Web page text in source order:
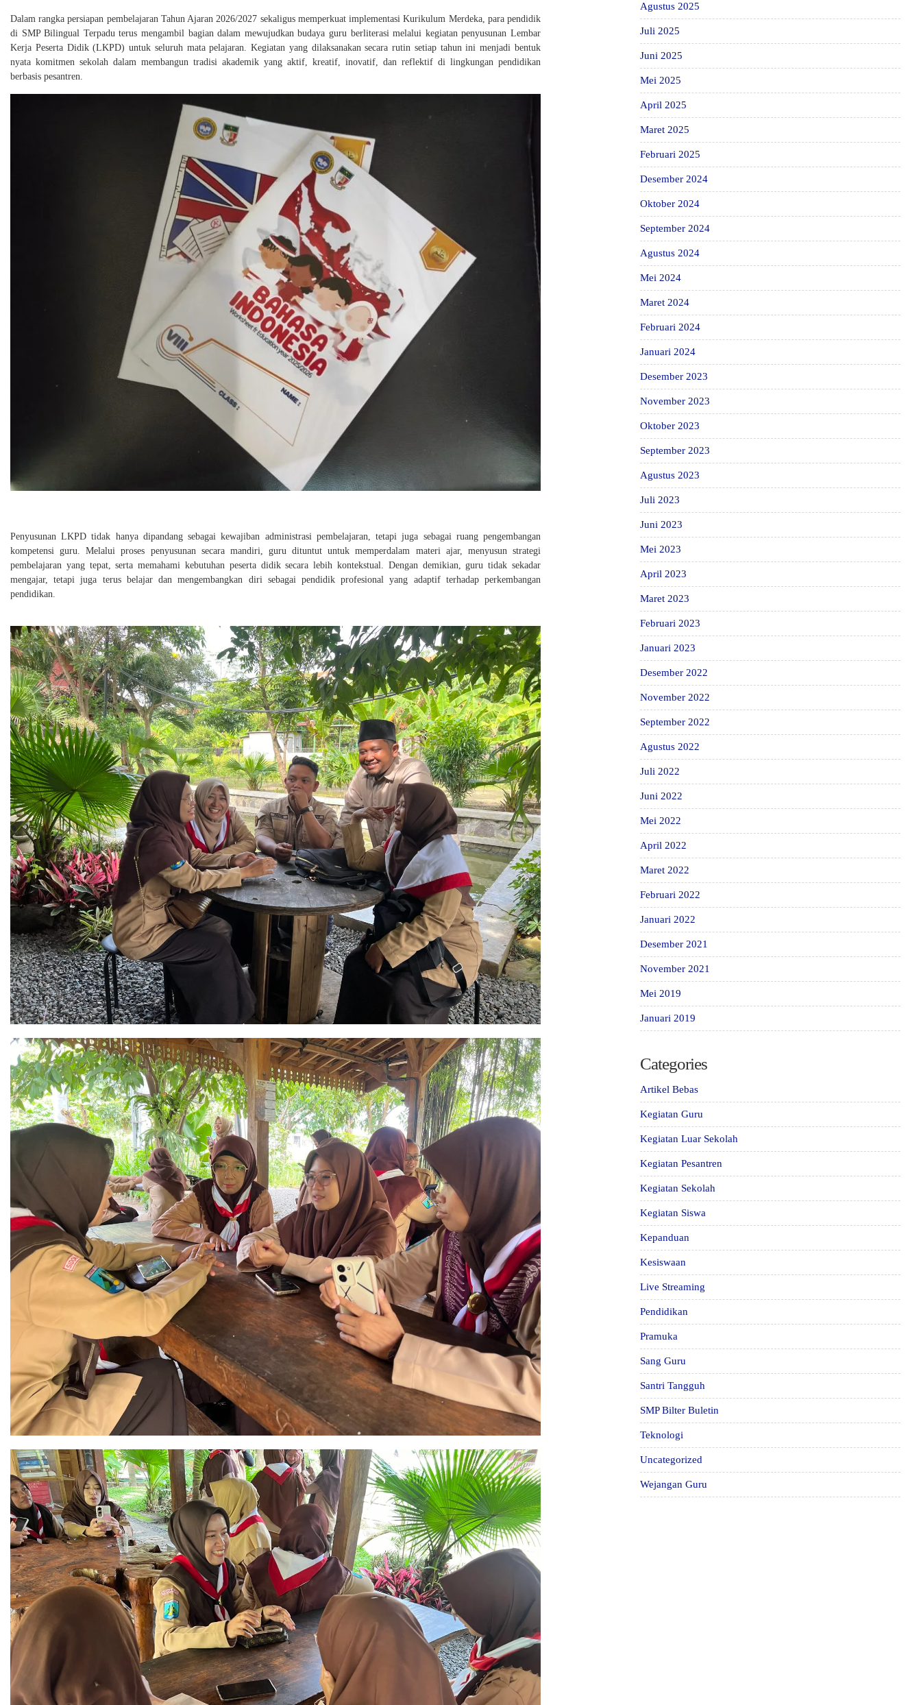
Dalam rangka persiapan pembelajaran Tahun Ajaran 2026/2027 sekaligus memperkuat implementasi Kurikulum Merdeka, para pendidik
di SMP Bilingual Terpadu terus mengambil bagian dalam mewujudkan budaya guru berliterasi melalui kegiatan penyusunan Lembar
Kerja Peserta Didik (LKPD) untuk seluruh mata pelajaran. Kegiatan yang dilaksanakan secara rutin setiap tahun ini menjadi bentuk
nyata komitmen sekolah dalam membangun tradisi akademik yang aktif, kreatif, inovatif, dan reflektif di lingkungan pendidikan
berbasis pesantren.
Penyusunan LKPD tidak hanya dipandang sebagai kewajiban administrasi pembelajaran, tetapi juga sebagai ruang pengembangan
kompetensi guru. Melalui proses penyusunan secara mandiri, guru dituntut untuk memperdalam materi ajar, menyusun strategi
pembelajaran yang tepat, serta memahami kebutuhan peserta didik secara lebih kontekstual. Dengan demikian, guru tidak sekadar
mengajar, tetapi juga terus belajar dan mengembangkan diri sebagai pendidik profesional yang adaptif terhadap perkembangan
pendidikan.
Agustus 2025
Juli 2025
Juni 2025
Mei 2025
April 2025
Maret 2025
Februari 2025
Desember 2024
Oktober 2024
September 2024
Agustus 2024
Mei 2024
Maret 2024
Februari 2024
Januari 2024
Desember 2023
November 2023
Oktober 2023
September 2023
Agustus 2023
Juli 2023
Juni 2023
Mei 2023
April 2023
Maret 2023
Februari 2023
Januari 2023
Desember 2022
November 2022
September 2022
Agustus 2022
Juli 2022
Juni 2022
Mei 2022
April 2022
Maret 2022
Februari 2022
Januari 2022
Desember 2021
November 2021
Mei 2019
Januari 2019
Categories
Artikel Bebas
Kegiatan Guru
Kegiatan Luar Sekolah
Kegiatan Pesantren
Kegiatan Sekolah
Kegiatan Siswa
Kepanduan
Kesiswaan
Live Streaming
Pendidikan
Pramuka
Sang Guru
Santri Tangguh
SMP Bilter Buletin
Teknologi
Uncategorized
Wejangan Guru